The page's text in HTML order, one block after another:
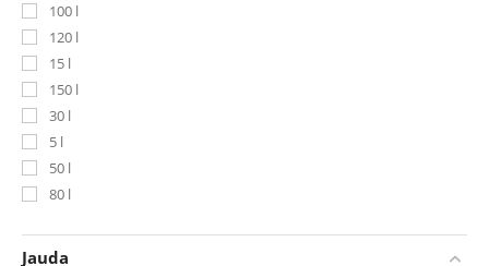
100 l
120 l
15 l
150 l
30 l
5 l
50 l
80 l
Jauda